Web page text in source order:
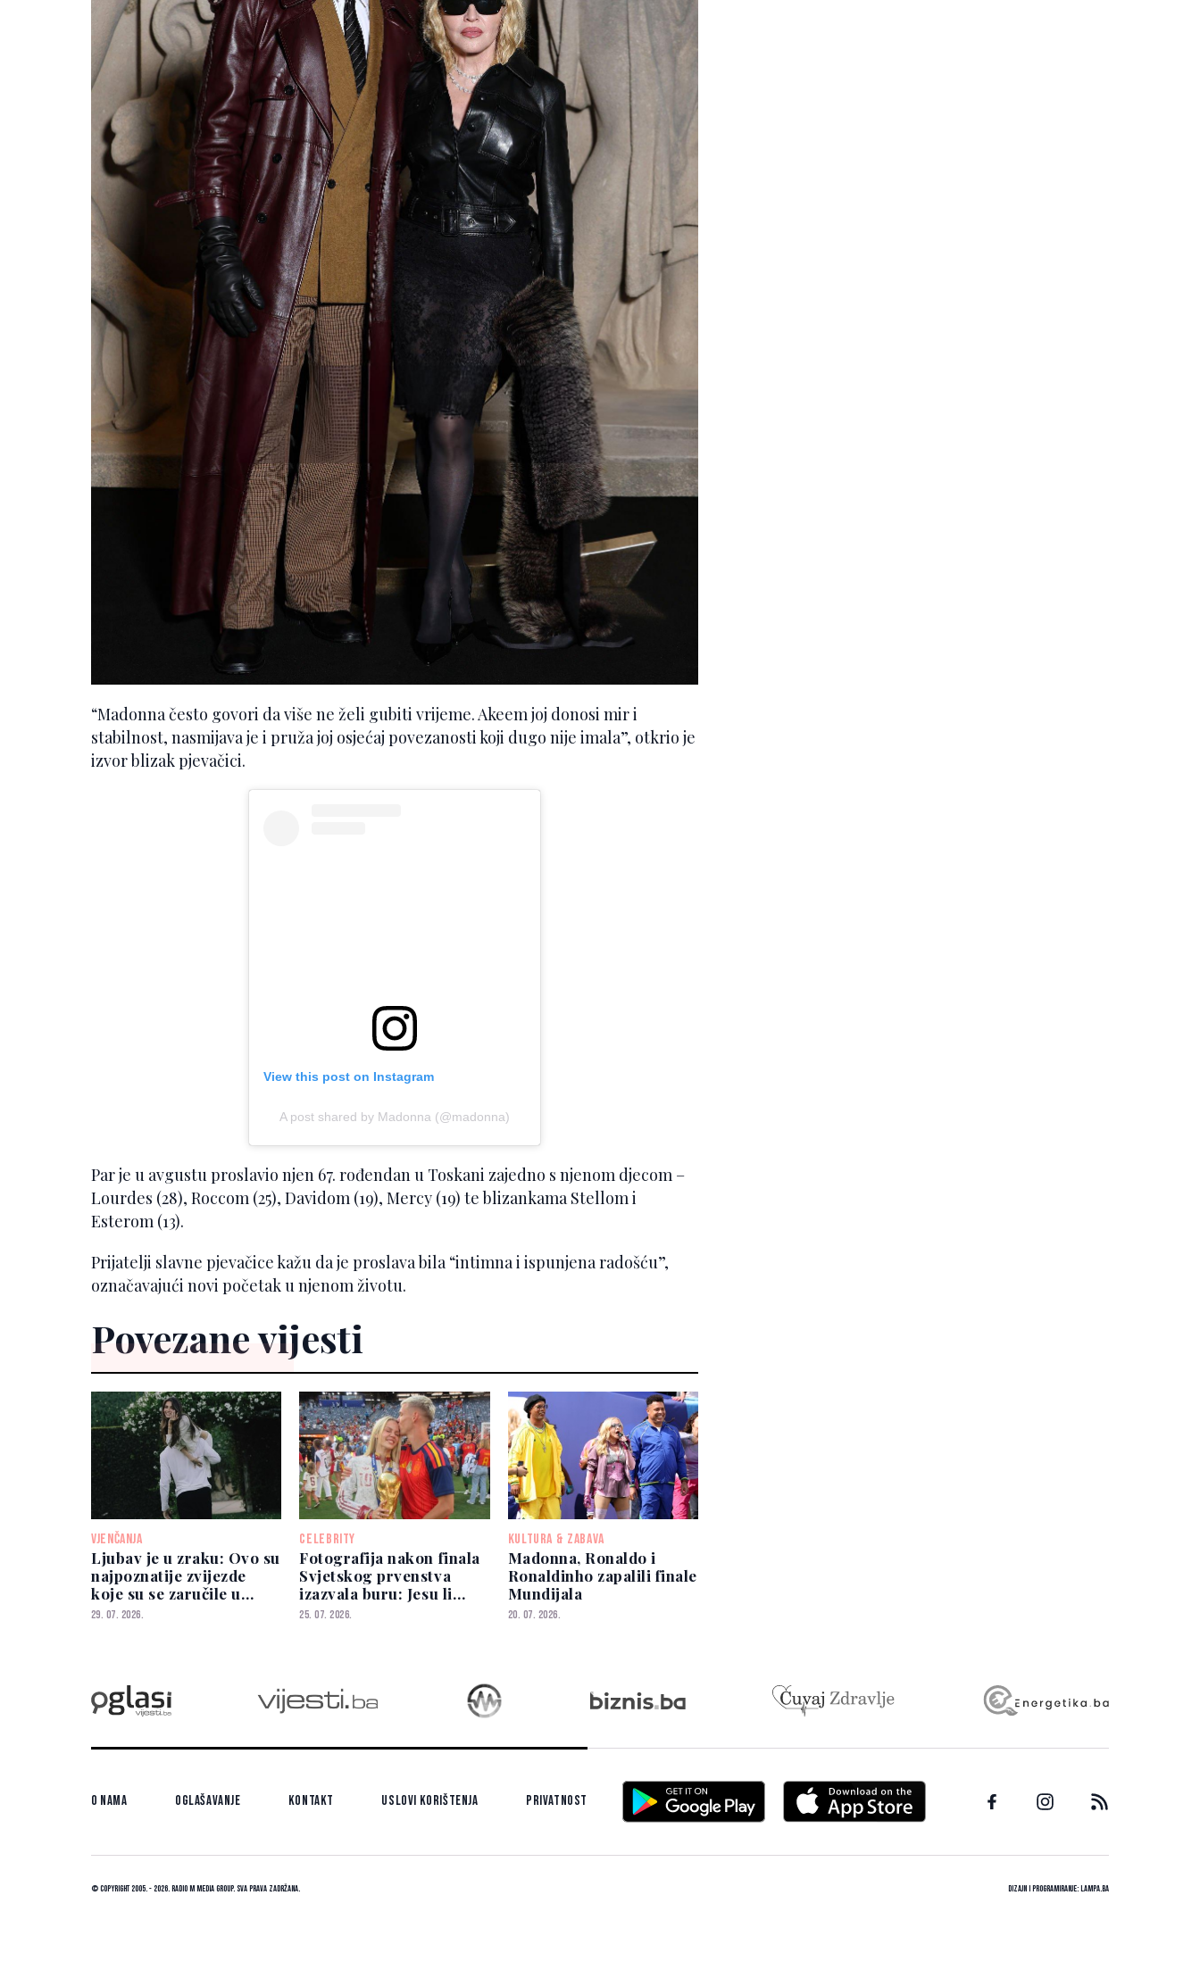
“Madonna često govori da više ne želi gubiti vrijeme. Akeem joj donosi mir i
stabilnost, nasmijava je i pruža joj osjećaj povezanosti koji dugo nije imala”, otkrio je
izvor blizak pjevačici.
View this post on Instagram
A post shared by Madonna (@madonna)
Par je u avgustu proslavio njen 67. rođendan u Toskani zajedno s njenom djecom –
Lourdes (28), Roccom (25), Davidom (19), Mercy (19) te blizankama Stellom i
Esterom (13).
Prijatelji slavne pjevačice kažu da je proslava bila “intimna i ispunjena radošću”,
označavajući novi početak u njenom životu.
Povezane vijesti
VJENČANJA
Ljubav je u zraku: Ovo su
najpoznatije zvijezde
koje su se zaručile u
2026. godini
29. 07. 2026.
CELEBRITY
Fotografija nakon finala
Svjetskog prvenstva
izazvala buru: Jesu li
Dani Olmo i Laura rekli
25. 07. 2026.
KULTURA & ZABAVA
Madonna, Ronaldo i
Ronaldinho zapalili finale
Mundijala
20. 07. 2026.
O nama Oglašavanje Kontakt Uslovi korištenja Privatnost
© Copyright 2005. - 2026. Radio M Media Group.Sva prava zadržana. Dizajn i programiranje:Lampa.ba